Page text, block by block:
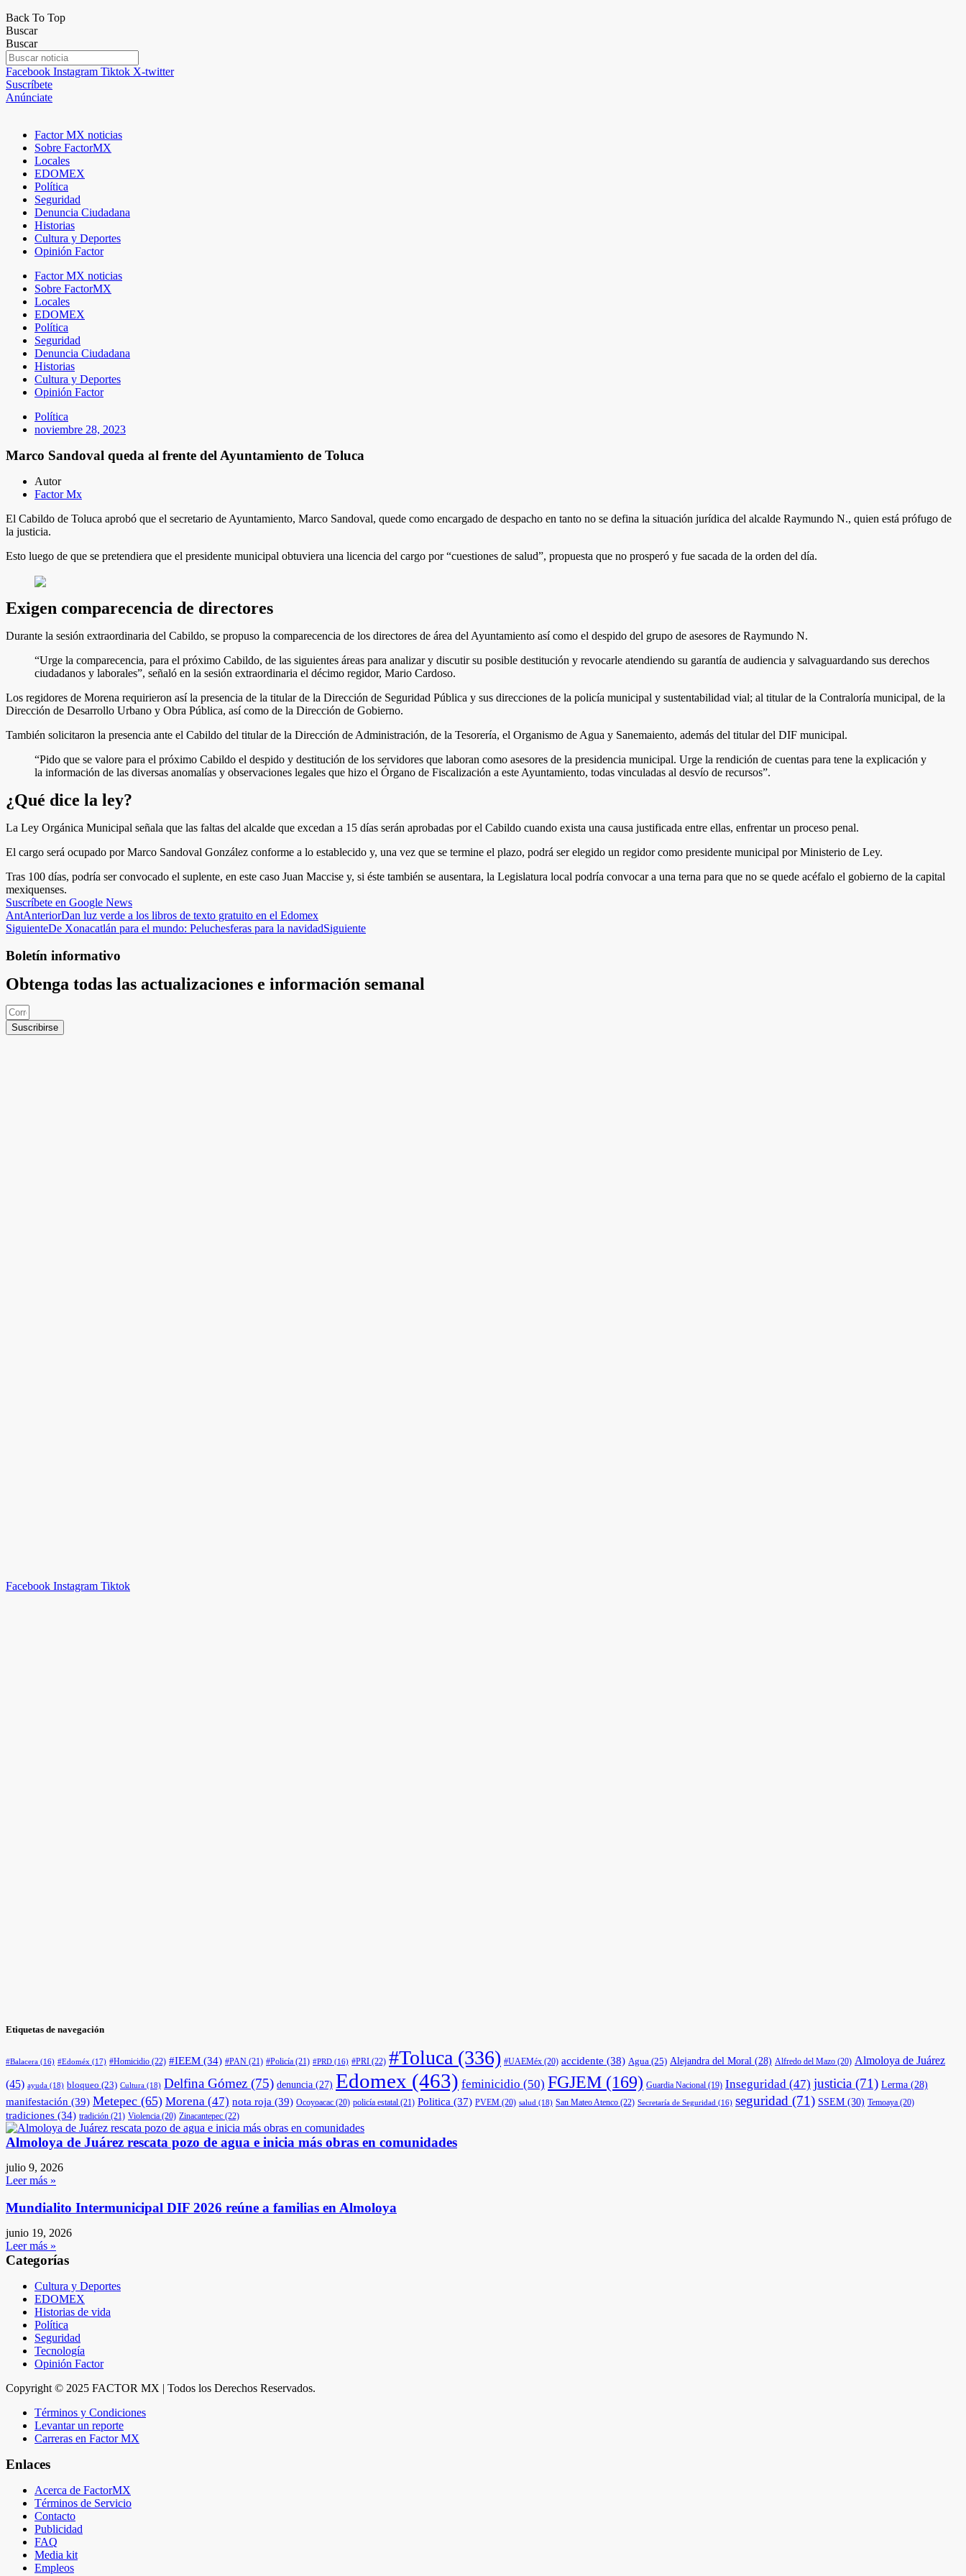
Back To Top
Buscar
Buscar
Facebook Instagram Tiktok X-twitter
Suscríbete
Anúnciate
Factor MX noticias
Sobre FactorMX
Locales
EDOMEX
Política
Seguridad
Denuncia Ciudadana
Historias
Cultura y Deportes
Opinión Factor
Factor MX noticias
Sobre FactorMX
Locales
EDOMEX
Política
Seguridad
Denuncia Ciudadana
Historias
Cultura y Deportes
Opinión Factor
Política
noviembre 28, 2023
Marco Sandoval queda al frente del Ayuntamiento de Toluca
Autor
Factor Mx
El Cabildo de Toluca aprobó que el secretario de Ayuntamiento, Marco Sandoval, quede como encargado de despacho en tanto no se defina la situación jurídica del alcalde Raymundo N., quien está prófugo de
la justicia.
Esto luego de que se pretendiera que el presidente municipal obtuviera una licencia del cargo por “cuestiones de salud”, propuesta que no prosperó y fue sacada de la orden del día.
Exigen comparecencia de directores
Durante la sesión extraordinaria del Cabildo, se propuso la comparecencia de los directores de área del Ayuntamiento así como el despido del grupo de asesores de Raymundo N.
“Urge la comparecencia, para el próximo Cabildo, de las siguientes áreas para analizar y discutir su posible destitución y revocarle atendiendo su garantía de audiencia y salvaguardando sus derechos
ciudadanos y laborales”, señaló en la sesión extraordinaria el décimo regidor, Mario Cardoso.
Los regidores de Morena requirieron así la presencia de la titular de la Dirección de Seguridad Pública y sus direcciones de la policía municipal y sustentabilidad vial; al titular de la Contraloría municipal, de la
Dirección de Desarrollo Urbano y Obra Pública, así como de la Dirección de Gobierno.
También solicitaron la presencia ante el Cabildo del titular de la Dirección de Administración, de la Tesorería, el Organismo de Agua y Sanemaiento, además del titular del DIF municipal.
“Pido que se valore para el próximo Cabildo el despido y destitución de los servidores que laboran como asesores de la presidencia municipal. Urge la rendición de cuentas para tene la explicación y
la información de las diversas anomalías y observaciones legales que hizo el Órgano de Fiscalización a este Ayuntamiento, todas vinculadas al desvío de recursos”.
¿Qué dice la ley?
La Ley Orgánica Municipal señala que las faltas del alcalde que excedan a 15 días serán aprobadas por el Cabildo cuando exista una causa justificada entre ellas, enfrentar un proceso penal.
El cargo será ocupado por Marco Sandoval González conforme a lo establecido y, una vez que se termine el plazo, podrá ser elegido un regidor como presidente municipal por Ministerio de Ley.
Tras 100 días, podría ser convocado el suplente, en este caso Juan Maccise y, si éste también se ausentara, la Legislatura local podría convocar a una terna para que no se quede acéfalo el gobierno de la capital
mexiquenses.
Suscríbete en Google News
AntAnteriorDan luz verde a los libros de texto gratuito en el Edomex
SiguienteDe Xonacatlán para el mundo: Peluchesferas para la navidadSiguiente
Boletín informativo
Obtenga todas las actualizaciones e información semanal
Suscribirse
Facebook Instagram Tiktok
Etiquetas de navegación
#Balacera (16) #Edoméx (17) #Homicidio (22) #IEEM (34) #PAN (21) #Policía (21) #PRD (16) #PRI (22) #Toluca (336) #UAEMéx (20) accidente (38) Agua (25) Alejandra del Moral (28) Alfredo del Mazo (20) Almoloya de Juárez
(45) ayuda (18) bloqueo (23) Cultura (18) Delfina Gómez (75) denuncia (27) Edomex (463) feminicidio (50) FGJEM (169) Guardia Nacional (19) Inseguridad (47) justicia (71) Lerma (28)
manifestación (39) Metepec (65) Morena (47) nota roja (39) Ocoyoacac (20) policía estatal (21) Politica (37) PVEM (20) salud (18) San Mateo Atenco (22) Secretaría de Seguridad (16) seguridad (71) SSEM (30) Temoaya (20)
tradiciones (34) tradición (21) Violencia (20) Zinacantepec (22)
Almoloya de Juárez rescata pozo de agua e inicia más obras en comunidades
julio 9, 2026
Leer más »
Mundialito Intermunicipal DIF 2026 reúne a familias en Almoloya
junio 19, 2026
Leer más »
Categorías
Cultura y Deportes
EDOMEX
Historias de vida
Política
Seguridad
Tecnología
Opinión Factor
Copyright © 2025 FACTOR MX | Todos los Derechos Reservados.
Términos y Condiciones
Levantar un reporte
Carreras en Factor MX
Enlaces
Acerca de FactorMX
Términos de Servicio
Contacto
Publicidad
FAQ
Media kit
Empleos